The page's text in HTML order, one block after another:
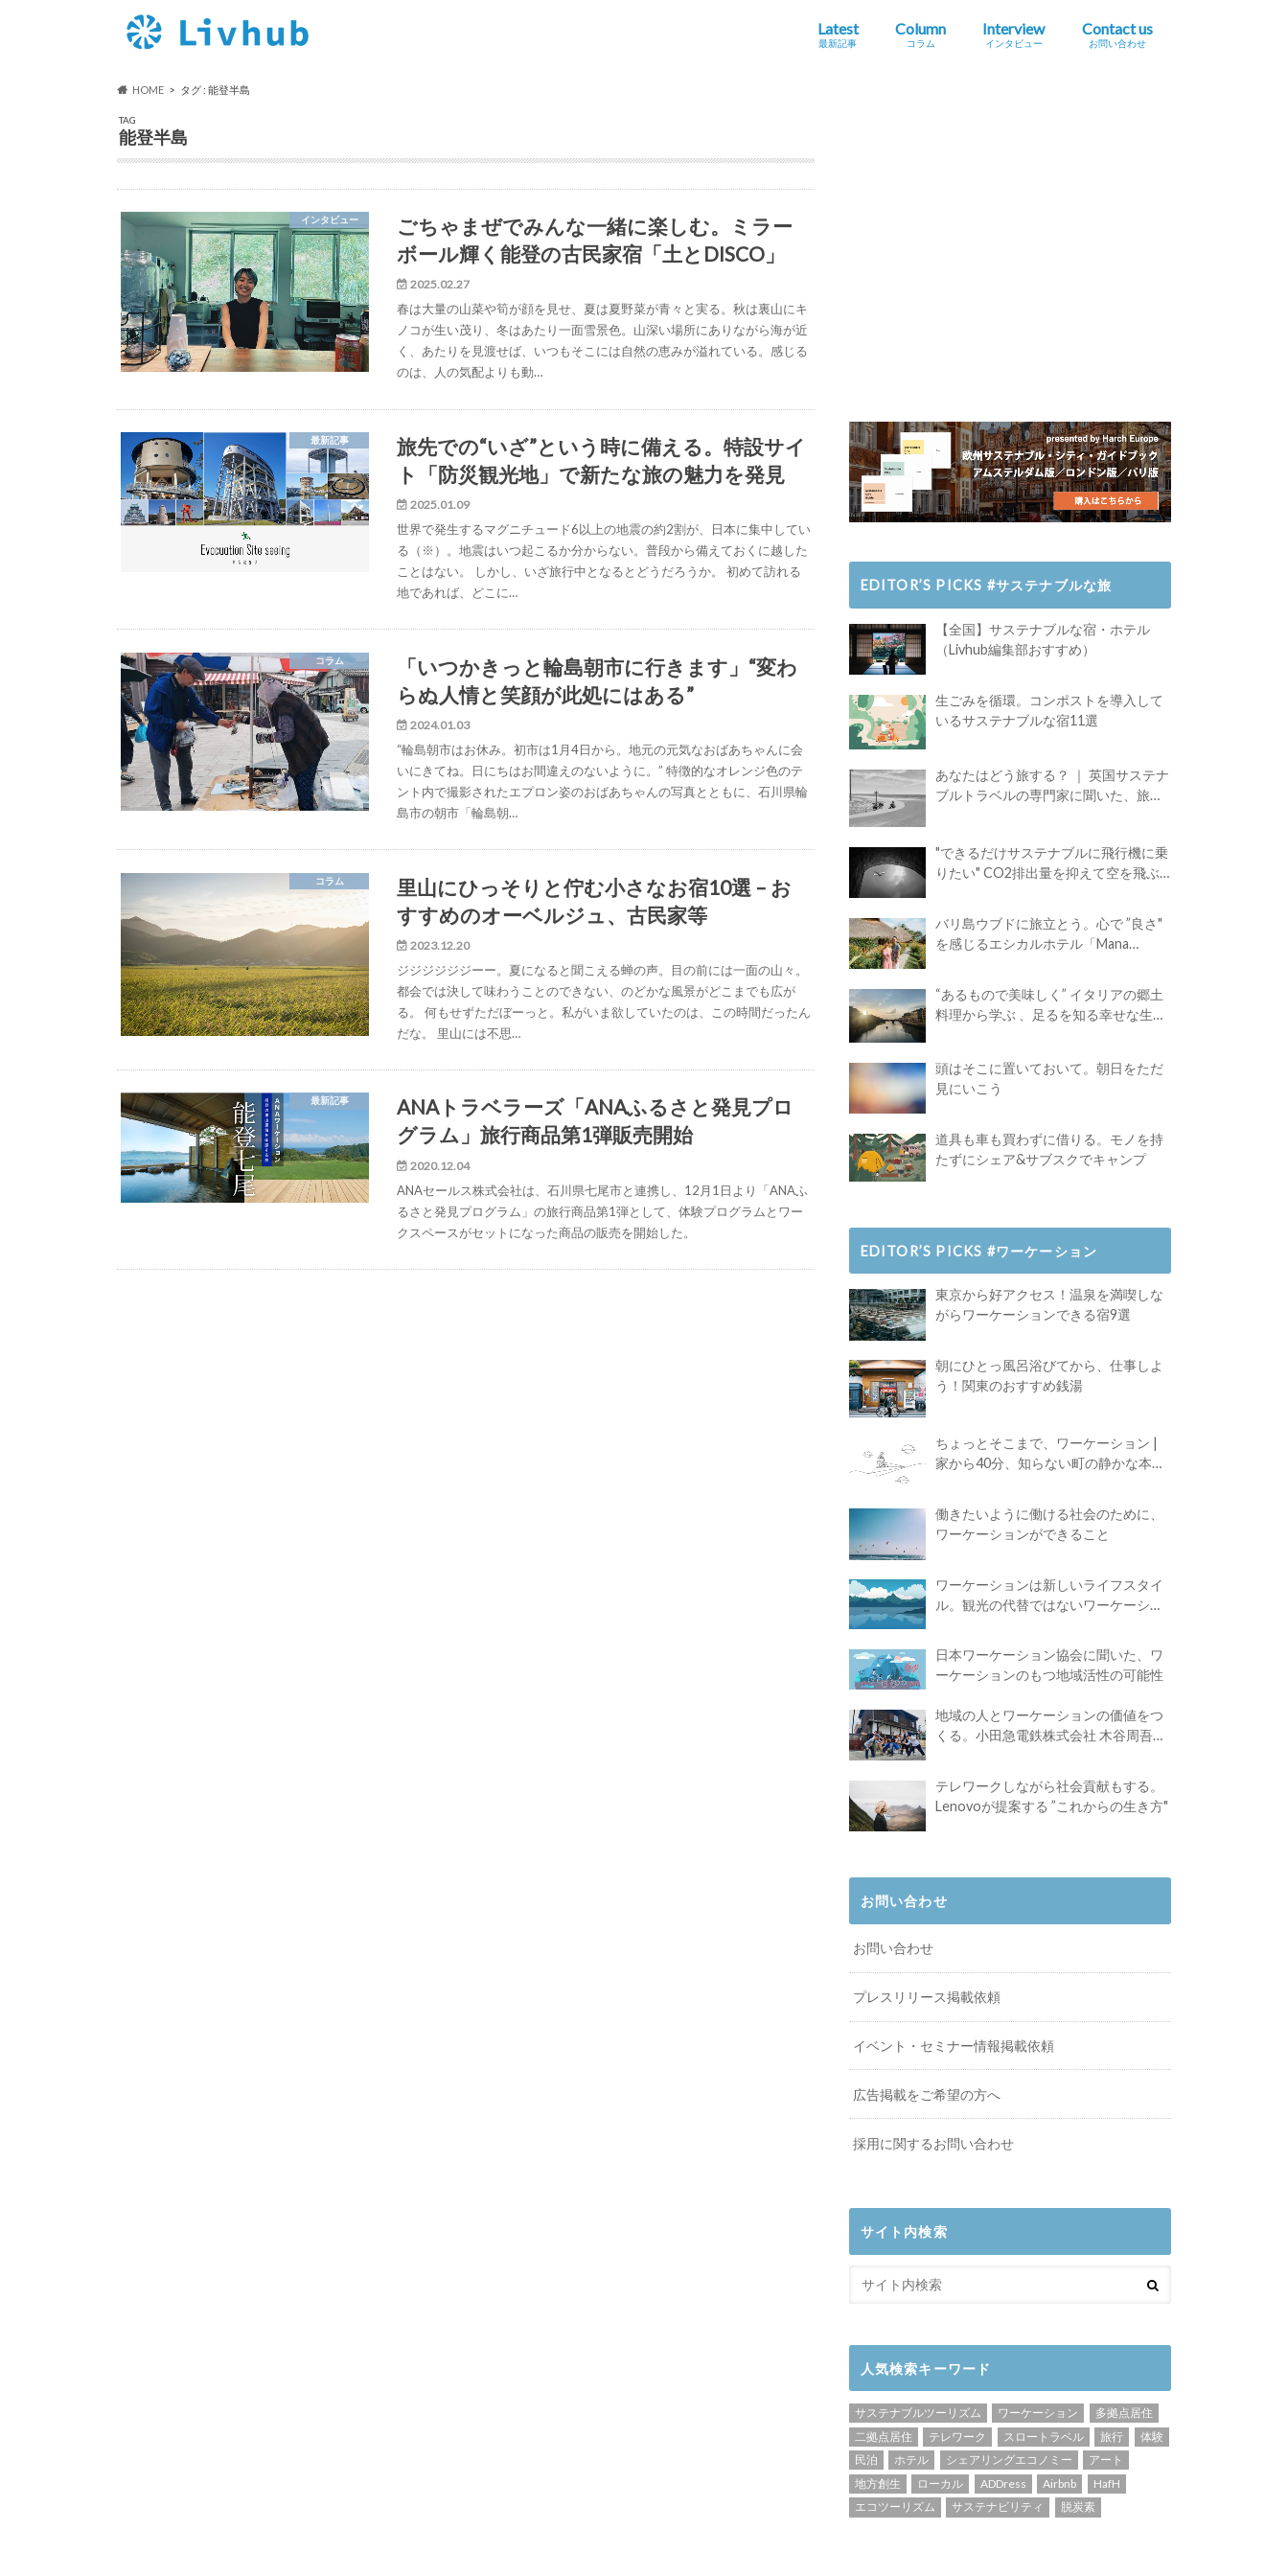
Latest
最新記事
Column
コラム
Interview
インタビュー
Contact us
お問い合わせ
HOME タグ : 能登半島
TAG
能登半島
インタビュー
ごちゃまぜでみんな一緒に楽しむ。ミラー
ボール輝く能登の古民家宿「土とDISCO」
2025.02.27
春は大量の山菜や筍が顔を見せ、夏は夏野菜が青々と実る。秋は裏山にキ
ノコが生い茂り、冬はあたり一面雪景色。山深い場所にありながら海が近
く、あたりを見渡せば、いつもそこには自然の恵みが溢れている。感じる
のは、人の気配よりも動…
最新記事
旅先での“いざ”という時に備える。特設サイ
ト「防災観光地」で新たな旅の魅力を発見
2025.01.09
世界で発生するマグニチュード6以上の地震の約2割が、日本に集中してい
る（※）。地震はいつ起こるか分からない。普段から備えておくに越した
ことはない。 しかし、いざ旅行中となるとどうだろうか。 初めて訪れる
地であれば、どこに…
コラム
「いつかきっと輪島朝市に行きます」“変わ
らぬ人情と笑顔が此処にはある”
2024.01.03
“輪島朝市はお休み。初市は1月4日から。地元の元気なおばあちゃんに会
いにきてね。日にちはお間違えのないように。” 特徴的なオレンジ色のテ
ント内で撮影されたエプロン姿のおばあちゃんの写真とともに、石川県輪
島市の朝市「輪島朝…
コラム
里山にひっそりと佇む小さなお宿10選 – お
すすめのオーベルジュ、古民家等
2023.12.20
ジジジジジジーー。夏になると聞こえる蝉の声。目の前には一面の山々。
都会では決して味わうことのできない、のどかな風景がどこまでも広が
る。 何もせずただぼーっと。私がいま欲していたのは、この時間だったん
だな。 里山には不思…
最新記事
ANAトラベラーズ「ANAふるさと発見プロ
グラム」旅行商品第1弾販売開始
2020.12.04
ANAセールス株式会社は、石川県七尾市と連携し、12月1日より「ANAふ
るさと発見プログラム」の旅行商品第1弾として、体験プログラムとワー
クスペースがセットになった商品の販売を開始した。
EDITOR’S PICKS #サステナブルな旅
【全国】サステナブルな宿・ホテル
（Livhub編集部おすすめ）
生ごみを循環。コンポストを導入して
いるサステナブルな宿11選
あなたはどう旅する？ ｜ 英国サステナ
ブルトラベルの専門家に聞いた、旅の
"できるだけサステナブルに飛行機に乗
りたい" CO2排出量を抑えて空を飛ぶ
バリ島ウブドに旅立とう。心で ”良さ"
を感じるエシカルホテル「Mana
“あるもので美味しく” イタリアの郷土
料理から学ぶ 、足るを知る幸せな生き
頭はそこに置いておいて。朝日をただ
見にいこう
道具も車も買わずに借りる。モノを持
たずにシェア&サブスクでキャンプ
EDITOR’S PICKS #ワーケーション
東京から好アクセス！温泉を満喫しな
がらワーケーションできる宿9選
朝にひとっ風呂浴びてから、仕事しよ
う！関東のおすすめ銭湯
ちょっとそこまで、ワーケーション |
家から40分、知らない町の静かな本屋
働きたいように働ける社会のために、
ワーケーションができること
ワーケーションは新しいライフスタイ
ル。観光の代替ではないワーケーショ
日本ワーケーション協会に聞いた、ワ
ーケーションのもつ地域活性の可能性
地域の人とワーケーションの価値をつ
くる。小田急電鉄株式会社 木谷周吾さ
テレワークしながら社会貢献もする。
Lenovoが提案する ”これからの生き方"
お問い合わせ
お問い合わせ
プレスリリース掲載依頼
イベント・セミナー情報掲載依頼
広告掲載をご希望の方へ
採用に関するお問い合わせ
サイト内検索
人気検索キーワード
サステナブルツーリズム ワーケーション
多拠点居住
二拠点居住
テレワーク スロートラベル 旅行
体験
民泊
ホテル シェアリングエコノミー
アート
地方創生
ローカル ADDress Airbnb
HafH
エコツーリズム
サステナビリティ 脱炭素